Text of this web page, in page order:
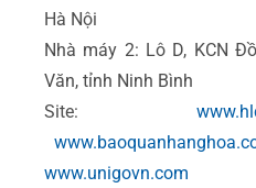
Hà Nội
Nhà máy 2: Lô D, KCN
Văn, tỉnh Ninh Bình
Site:
www.unigovn.com